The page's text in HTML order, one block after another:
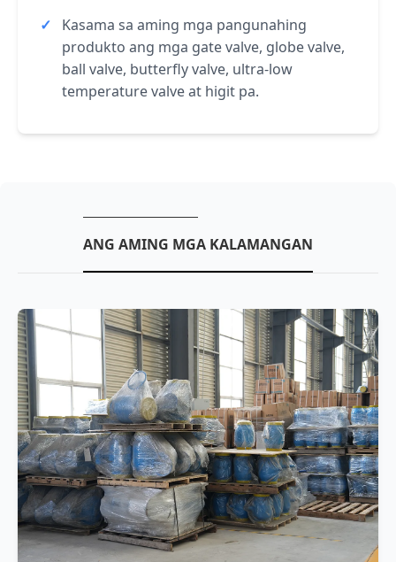
Kasama sa aming mga pangunahing
produkto ang mga gate valve, globe valve,
ball valve, butterfly valve, ultra-low
temperature valve at higit pa.
ANG AMING MGA KALAMANGAN